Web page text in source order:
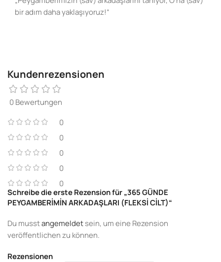
bir adım daha yaklaşıyoruz!“
Kundenrezensionen
0 Bewertungen
0
0
0
0
0
Rezensionen
Schreibe die erste Rezension für „365 GÜNDE
PEYGAMBERİMİN ARKADAŞLARI (FLEKSİ CİLT)“
Du musstangemeldetsein, um eine Rezension
veröffentlichen zu können.